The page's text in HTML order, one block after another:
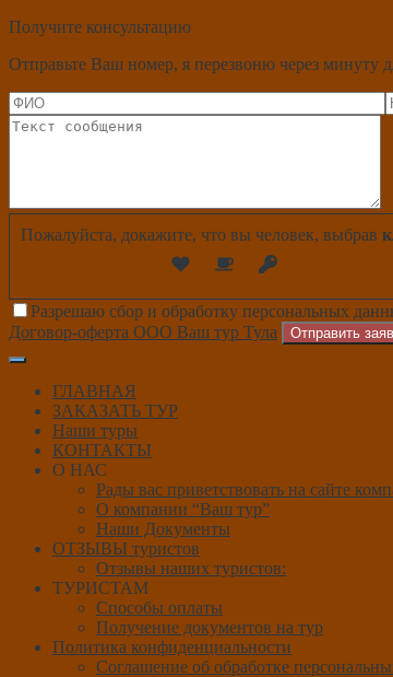
Получите консультацию
Отправьте Ваш номер, я перезвоню через минуту
Пожалуйста, докажите, что вы человек, выбрав
Разрешаю сбор и обработку персональных
Договор-оферта ООО Ваш тур Тула
Отправить
ГЛАВНАЯ
ЗАКАЗАТЬ ТУР
Наши туры
КОНТАКТЫ
О НАС
Рады вас приветствовать на сайте
О компании “Ваш тур”
Наши Документы
ОТЗЫВЫ туристов
Отзывы наших туристов:
ТУРИСТАМ
Способы оплаты
Получение документов на тур
Политика конфиденциальности
Соглашение об обработке